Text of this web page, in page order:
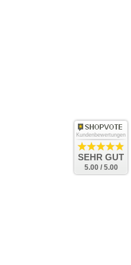
Kundenbewertungen
SEHR GUT
5.00 / 5.00